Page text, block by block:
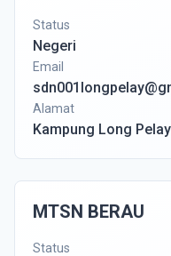
Status
Negeri
Email
Alamat
Kampung Long Pelay
MTSN BERAU
Status